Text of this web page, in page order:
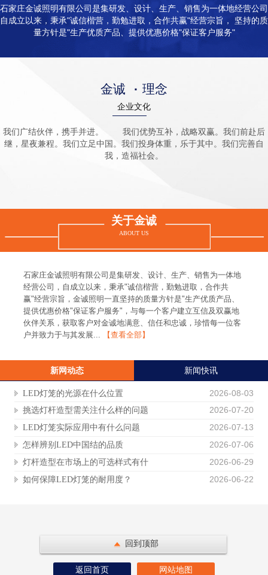
石家庄金诚照明有限公司是集研发、设计、生产、销售为一体地经营公司
自成立以来，秉承"诚信楷营，勤勉进取，合作共赢"经营宗旨， 坚持的质
量方针是"生产优质产品、提供优惠价格"保证客户服务"
金诚 · 理念
企业文化
我们广结伙伴，携手并进。 我们优势互补，战略双赢。我们前赴后
继，星夜兼程。我们立足中国。我们投身体重，乐于其中。我们完善自
我，造福社会。
关于金诚
ABOUT US
石家庄金诚照明有限公司是集研发、设计、生产、销售为一体地
经营公司，自成立以来，秉承"诚信楷营，勤勉进取，合作共
赢"经营宗旨，金诚照明一直坚持的质量方针是"生产优质产品、
提供优惠价格"保证客户服务"，与每一个客户建立互信及双赢地
伙伴关系，获取客户对金诚地满意、信任和忠诚，珍惜每一位客
户并致力于与其发展...
【查看全部】
新网动态 新闻快讯
2026-08-03
LED灯笼的光源在什么位置
2026-07-20
挑选灯杆造型需关注什么样的问题
2026-07-13
LED灯笼实际应用中有什么问题
2026-07-06
怎样辨别LED中国结的品质
2026-06-29
灯杆造型在市场上的可选样式有什
2026-06-22
如何保障LED灯笼的耐用度？
回到顶部
返回首页 网站地图